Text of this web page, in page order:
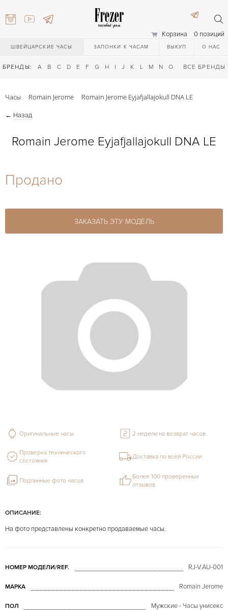
Корзина 0 позиций
ШВЕЙЦАРСКИЕ ЧАСЫ ЗАПОНКИ К ЧАСАМ ВЫКУП О НАС
БРЕНДЫ: A B C D E F G H I J K L M N O Q R S T
ВСЕ БРЕНДЫ
27-44
27-44
Часы Romain Jerome Romain Jerome Eyjafjallajokull DNA LE
← Назад
Romain Jerome Eyjafjallajokull DNA LE
Продано
ЗАКАЗАТЬ ЭТУ МОДЕЛЬ
ОПИСАНИЕ:
На фото представлены конкретно продаваемые часы.
НОМЕР МОДЕЛИ/REF. RJ-V.AU-001
МАРКА Romain Jerome
ПОЛ Мужские - Часы унисекс
Оригинальные часы 2 недели на возврат часов
Проверка технического
состояния
Доставка по всей России
Подлинные фото часов
Более 100 проверенных
отзывов